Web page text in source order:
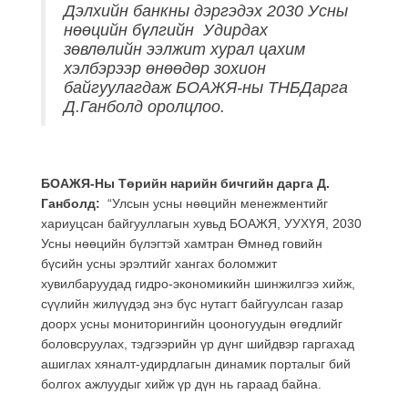
Дэлхийн банкны дэргэдэх 2030 Усны
нөөцийн бүлгийн Удирдах
зөвлөлийн ээлжит хурал цахим
хэлбэрээр өнөөдөр зохион
байгуулагдаж БОАЖЯ-ны ТНБДарга
Д.Ганболд оролцлоо.
БОАЖЯ-Ны Төрийн нарийн бичгийн дарга Д.
Ганболд: “Улсын усны нөөцийн менежментийг
хариуцсан байгууллагын хувьд БОАЖЯ, УУХҮЯ, 2030
Усны нөөцийн бүлэгтэй хамтран Өмнөд говийн
бүсийн усны эрэлтийг хангах боломжит
хувилбаруудад гидро-экономикийн шинжилгээ хийж,
сүүлийн жилүүдэд энэ бүс нутагт байгуулсан газар
доорх усны мониторингийн цооногуудын өгөдлийг
боловсруулах, тэдгээрийн үр дүнг шийдвэр гаргахад
ашиглах хяналт-удирдлагын динамик порталыг бий
болгох ажлуудыг хийж үр дүн нь гараад байна.